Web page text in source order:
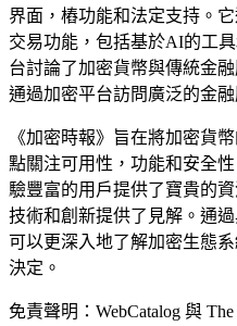
界面，樁功能和法定支持。
交易功能，包括基於AI的工
台討論了加密貨幣與傳統金
通過加密平台訪問廣泛的金融
《加密時報》旨在將加密貨
點關注可用性，功能和安全
驗豐富的用戶提供了寶貴的
技術和創新提供了見解。通
可以更深入地了解加密生態
決定。
免責聲明：WebCatalog 與